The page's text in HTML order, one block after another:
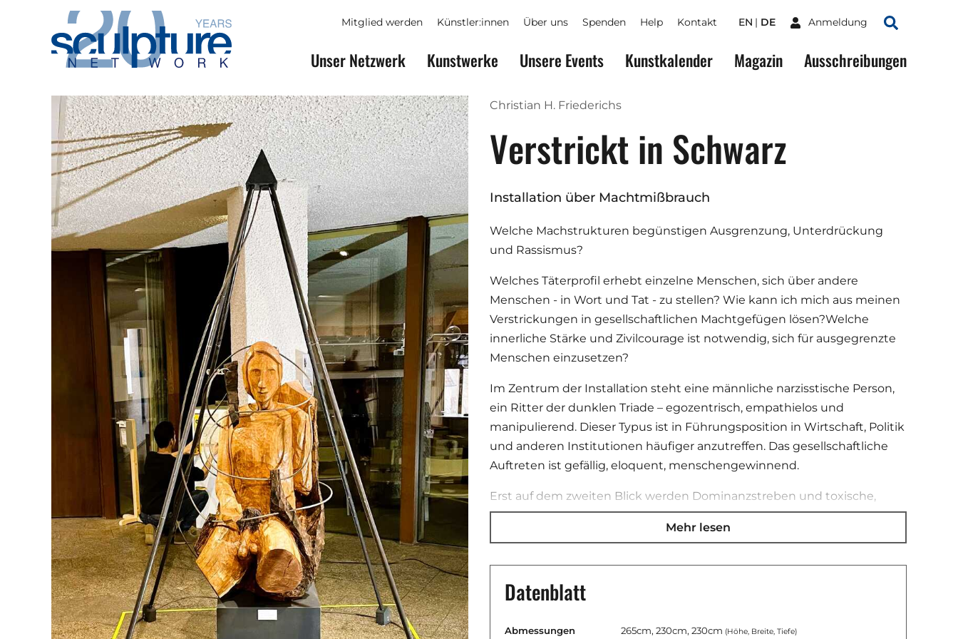
Skip to main content
Mitglied werden Künstler:innen Über uns Spenden Help Kontakt EN DE Anmeldung
Suchen
Unser Netzwerk Kunstwerke Unsere Events Kunstkalender Magazin Ausschreibungen
Christian H. Friederichs
Verstrickt in Schwarz
Installation über Machtmißbrauch
Welche Machstrukturen begünstigen Ausgrenzung, Unterdrückung
und Rassismus?
Welches Täterprofil erhebt einzelne Menschen, sich über andere
Menschen - in Wort und Tat - zu stellen? Wie kann ich mich aus meinen
Verstrickungen in gesellschaftlichen Machtgefügen lösen?Welche
innerliche Stärke und Zivilcourage ist notwendig, sich für ausgegrenzte
Menschen einzusetzen?
Im Zentrum der Installation steht eine männliche narzisstische Person,
ein Ritter der dunklen Triade – egozentrisch, empathielos und
manipulierend. Dieser Typus ist in Führungsposition in Wirtschaft, Politik
und anderen Institutionen häufiger anzutreffen. Das gesellschaftliche
Auftreten ist gefällig, eloquent, menschengewinnend.
Erst auf dem zweiten Blick werden Dominanzstreben und toxische,
herabwürdigende Beziehungsgeflechte sichtbar. Im Umlauf werden
auffällige Details sichtbar. Die rechte Hand ist einnehmend, stets bereit,
Geldsack und einen Anwalt, der seinen Herrn und dessen mitunter
ausgegrenzten Opfern und durch Leugnen der Taten beschützt.
Mehr lesen
Datenblatt
Abmessungen 265cm, 230cm, 230cm (Höhe, Breite, Tiefe)